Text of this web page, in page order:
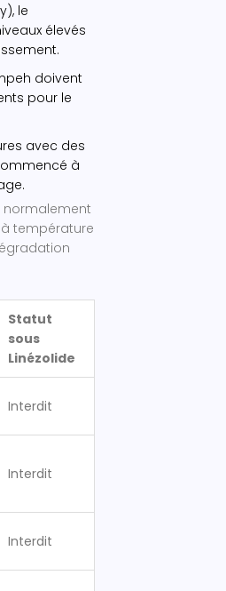
le
élevés
doivent
pour le
avec des
à
normalement
température
Statut
sous
Linézolide
Interdit
Interdit
Interdit